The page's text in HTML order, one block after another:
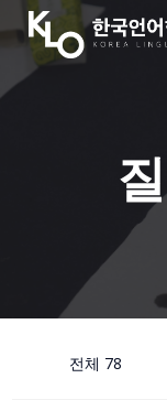
전체 78